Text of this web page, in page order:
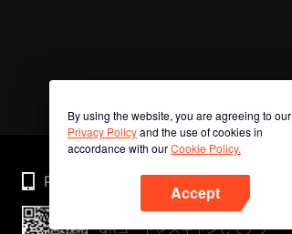
By using the website, you are agreeing to our
Privacy Policyand the use of cookies in
accordance with ourCookie Policy.
Accept
Phone
QRコードをスキャンしてアプ